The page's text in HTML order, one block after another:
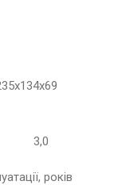
років